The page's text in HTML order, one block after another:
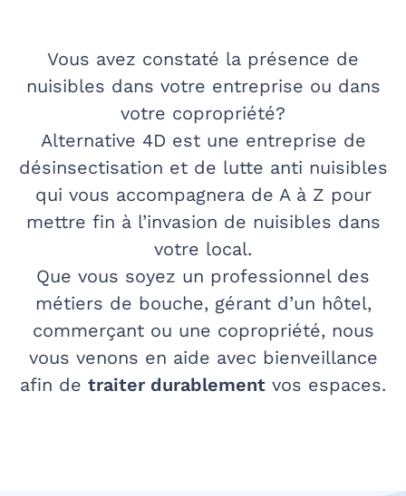
Vous avez constaté la présence de
nuisibles dans votre entreprise ou dans
votre copropriété?
Alternative 4D est une entreprise de
désinsectisation et de lutte anti nuisibles
qui vous accompagnera de A à Z pour
mettre fin à l’invasion de nuisibles dans
votre local.
Que vous soyez un professionnel des
métiers de bouche, gérant d’un hôtel,
commerçant ou une copropriété, nous
vous venons en aide avec bienveillance
afin de traiter durablement vos espaces.